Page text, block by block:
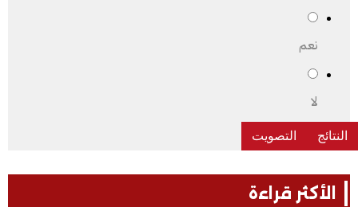
نعم
لا
الأكثر قراءة